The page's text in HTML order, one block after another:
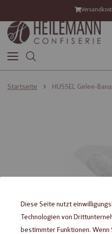
Startseite HUSSEL Gelee-
Diese Seite nutzt
Technologien von
bestimmter Funktionen. Wenn